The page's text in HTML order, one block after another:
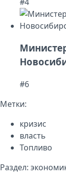
#4
#6
Метки:
кризис
власть
Топливо
Раздел: